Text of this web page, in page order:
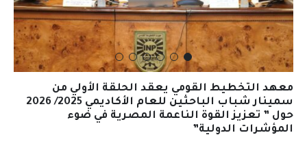
معهد التخطيط القومي يعقد الحلقة الأولي من
سمينار شباب الباحثين للعام الأكاديمي 2025/ 2026
حول ” تعزيز القوة الناعمة المصرية في ضوء
المؤشرات الدولية”